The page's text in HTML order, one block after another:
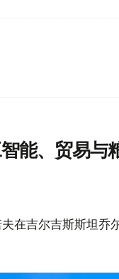
能、贸易与
在吉尔吉斯斯坦乔